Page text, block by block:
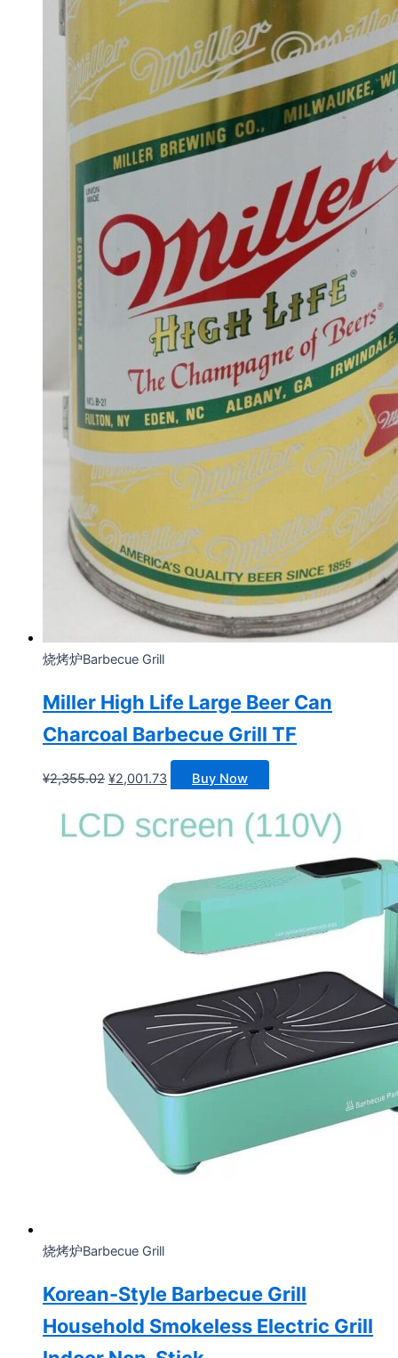
烧烤炉Barbecue Grill
Miller High Life Large Beer Can
Charcoal Barbecue Grill TF
¥2,355.02 原
为：
¥2,355.02。
¥2,001.73当
价
格
¥2,001.73。
Buy Now
烧烤炉Barbecue Grill
Korean-Style Barbecue Grill
Household Smokeless Electric Grill